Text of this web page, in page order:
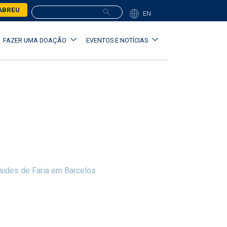
EN
FAZER UMA DOAÇÃO EVENTOS E NOTÍCIAS
de Faria em Barcelos